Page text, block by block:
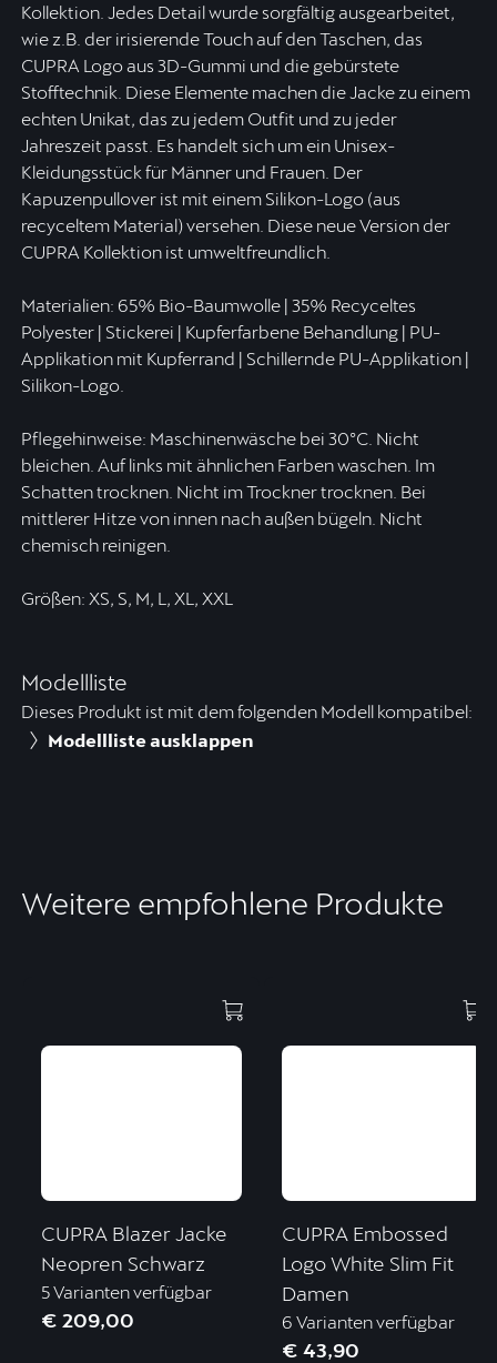
Kollektion. Jedes Detail wurde sorgfältig ausgearbeitet,
wie z.B. der irisierende Touch auf den Taschen, das
CUPRA Logo aus 3D-Gummi und die gebürstete
Stofftechnik. Diese Elemente machen die Jacke zu einem
echten Unikat, das zu jedem Outfit und zu jeder
Jahreszeit passt. Es handelt sich um ein Unisex-
Kleidungsstück für Männer und Frauen. Der
Kapuzenpullover ist mit einem Silikon-Logo (aus
recyceltem Material) versehen. Diese neue Version der
CUPRA Kollektion ist umweltfreundlich.
Materialien: 65% Bio-Baumwolle | 35% Recyceltes
Polyester | Stickerei | Kupferfarbene Behandlung | PU-
Applikation mit Kupferrand | Schillernde PU-Applikation |
Silikon-Logo.
Pflegehinweise: Maschinenwäsche bei 30ºC. Nicht
bleichen. Auf links mit ähnlichen Farben waschen. Im
Schatten trocknen. Nicht im Trockner trocknen. Bei
mittlerer Hitze von innen nach außen bügeln. Nicht
chemisch reinigen.
Größen: XS, S, M, L, XL, XXL
Modellliste
Dieses Produkt ist mit dem folgenden Modell kompatibel:
Modellliste ausklappen
Weitere empfohlene Produkte
CUPRA Blazer Jacke
Neopren Schwarz
5 Varianten verfügbar
€ 209,00
CUPRA Embossed
Logo White Slim Fit
Damen
6 Varianten verfügbar
€ 43,90